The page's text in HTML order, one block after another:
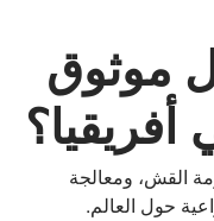
موثوق
القش، ومعالجة
حول العالم.